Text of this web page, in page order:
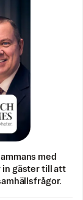
med
in gäster till att